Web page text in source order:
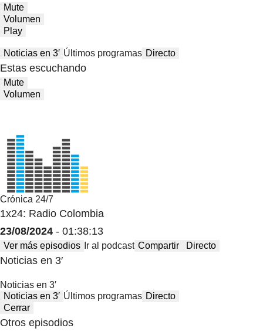
Mute
Volumen
Play
Noticias en 3′ Últimos programas Directo
Estas escuchando
Mute
Volumen
Crónica 24/7
1x24: Radio Colombia
23/08/2024 - 01:38:13
Ver más episodios Ir al podcast Compartir Directo
Noticias en 3′
Noticias en 3′
Noticias en 3′ Últimos programas Directo
Cerrar
Otros episodios